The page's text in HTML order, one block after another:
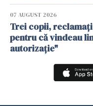
07 AUGUST 2026
Trei copii,
pentru că vindeau
autorizație"